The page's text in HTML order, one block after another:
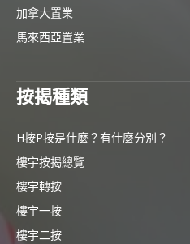
加拿大置業
馬來西亞置業
按揭種類
H按P按是什麼？有什麼分別？
樓宇按揭總覽
樓宇轉按
樓宇一按
樓宇二按